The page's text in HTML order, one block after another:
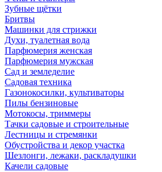
Зубные щётки
Бритвы
Машинки для стрижки
Духи, туалетная вода
Парфюмерия женская
Парфюмерия мужская
Сад и земледелие
Садовая техника
Газонокосилки, культиваторы
Пилы бензиновые
Мотокосы, триммеры
Тачки садовые и строительные
Лестницы и стремянки
Обустройства и декор участка
Шезлонги, лежаки, раскладушки
Качели садовые